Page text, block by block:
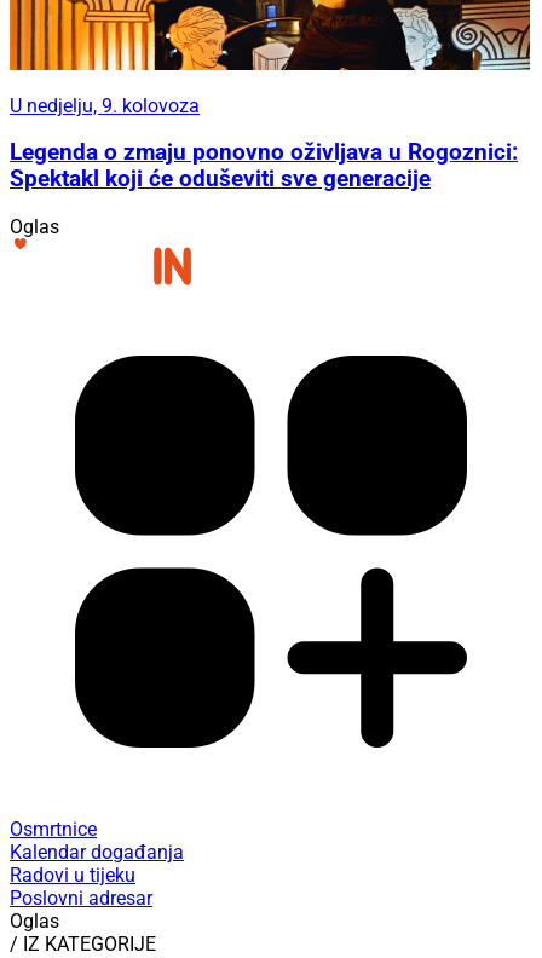
U nedjelju, 9. kolovoza
Legenda o zmaju ponovno oživljava u Rogoznici:
Spektakl koji će oduševiti sve generacije
Oglas
Osmrtnice
Kalendar događanja
Radovi u tijeku
Poslovni adresar
Oglas
/ IZ KATEGORIJE